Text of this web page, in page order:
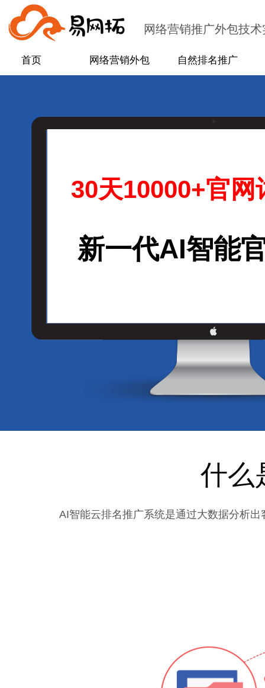
网络营销推广外包技
首页 网络营销外包 自然排名推广
30天10000+官网
新一代AI智能
什么
AI智能云排名推广系统是通过大数据分析